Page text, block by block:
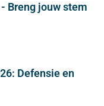
Breng jouw stem
Defensie en